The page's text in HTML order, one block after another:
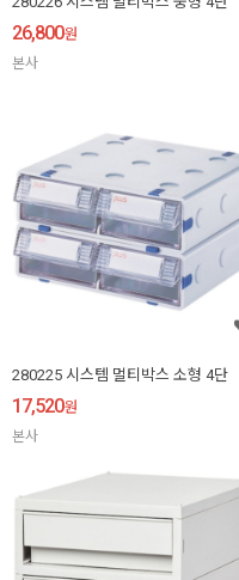
26,800원
본사
280225 시스템 멀티박스 소형 4단
17,520원
본사